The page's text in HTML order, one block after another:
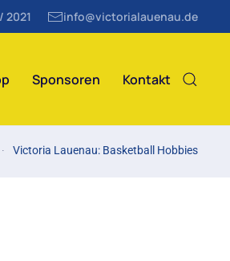
2021 info@victorialauenau.de
Sponsoren Kontakt
Victoria Lauenau: Basketball Hobbies